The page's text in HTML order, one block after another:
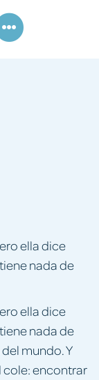
ella dice
nada de
ella dice
nada de
mundo. Y
cole: encontrar